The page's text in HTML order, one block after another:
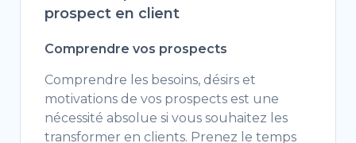
prospect en client
Comprendre vos prospects
Comprendre les besoins, désirs et
motivations de vos prospects est une
nécessité absolue si vous souhaitez les
transformer en clients. Prenez le temps